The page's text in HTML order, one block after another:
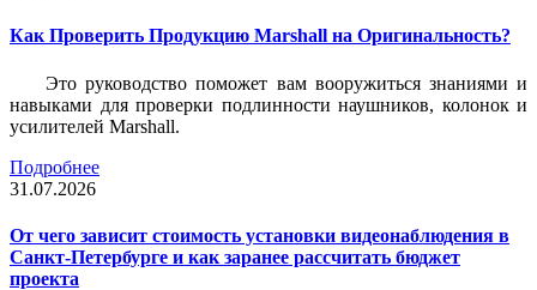
Как Проверить Продукцию Marshall на Оригинальность?
Это руководство поможет вам вооружиться знаниями и
навыками для проверки подлинности наушников, колонок и
усилителей Marshall.
Подробнее
31.07.2026
От чего зависит стоимость установки видеонаблюдения в
Санкт-Петербурге и как заранее рассчитать бюджет
проекта